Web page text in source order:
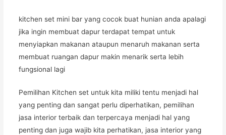
kitchen set mini bar yang cocok buat hunian anda apalagi
jika ingin membuat dapur terdapat tempat untuk
menyiapkan makanan ataupun menaruh makanan serta
membuat ruangan dapur makin menarik serta lebih
fungsional lagi
Pemilihan Kitchen set untuk kita miliki tentu menjadi hal
yang penting dan sangat perlu diperhatikan, pemilihan
jasa interior terbaik dan terpercaya menjadi hal yang
penting dan juga wajib kita perhatikan, jasa interior yang